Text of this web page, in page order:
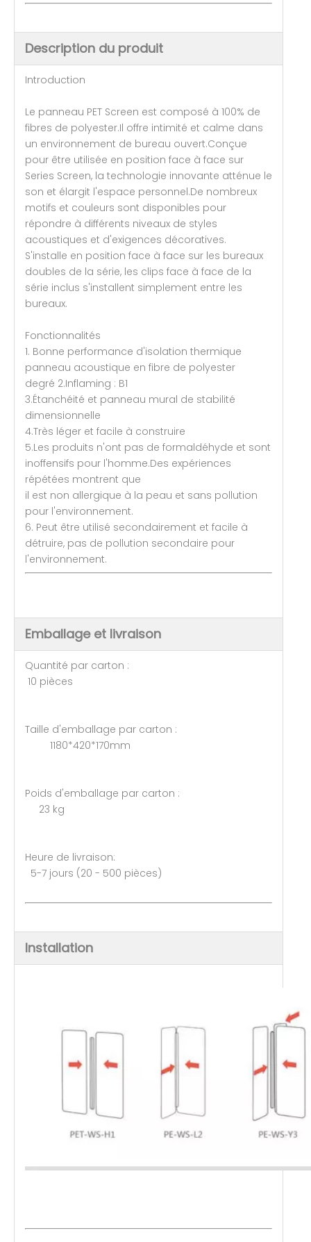
Description du produit
Introduction
Le panneau PET Screen est composé à 100% de
fibres de polyester.Il offre intimité et calme dans
un environnement de bureau ouvert.Conçue
pour être utilisée en position face à face sur
Series Screen, la technologie innovante atténue le
son et élargit l'espace personnel.De nombreux
motifs et couleurs sont disponibles pour
répondre à différents niveaux de styles
acoustiques et d'exigences décoratives.
S'installe en position face à face sur les bureaux
doubles de la série, les clips face à face de la
série inclus s'installent simplement entre les
bureaux.
Fonctionnalités
1. Bonne performance d'isolation thermique
panneau acoustique en fibre de polyester
degré 2.Inflaming : B1
3.Étanchéité et panneau mural de stabilité
dimensionnelle
4.Très léger et facile à construire
5.Les produits n'ont pas de formaldéhyde et sont
inoffensifs pour l'homme.Des expériences
répétées montrent que
il est non allergique à la peau et sans pollution
pour l'environnement.
6. Peut être utilisé secondairement et facile à
détruire, pas de pollution secondaire pour
l'environnement.
Emballage et livraison
Quantité par carton :
10 pièces
Taille d'emballage par carton :
1180*420*170mm
Poids d'emballage par carton :
23 kg
Heure de livraison:
5-7 jours (20 - 500 pièces)
Installation